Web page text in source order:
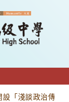
設「淺談政治傳播